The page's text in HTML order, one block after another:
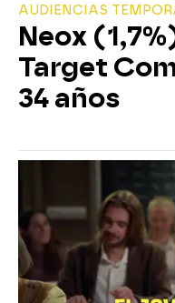
AUDIENCIAS
Neox
Target
34 años